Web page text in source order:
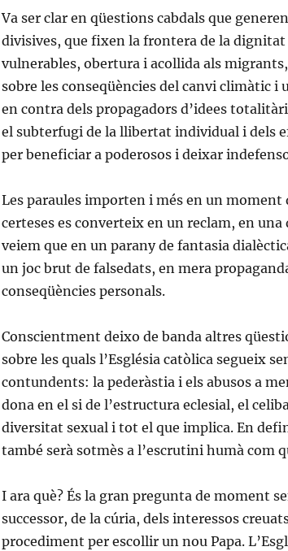
Va ser clar en qüestions cabdals que
divisives, que fixen la frontera de la dignitat
vulnerables, obertura i acollida als
sobre les conseqüències del canvi climàtic
en contra dels propagadors d’idees
el subterfugi de la llibertat individual i dels
per beneficiar a poderosos i deixar
Les paraules importen i més en un moment
certeses es converteix en un reclam, en
veiem que en un parany de fantasia
un joc brut de falsedats, en mera
conseqüències personals.
Conscientment deixo de banda altres
sobre les quals l’Església catòlica segueix
contundents: la pederàstia i els abusos a
dona en el si de l’estructura eclesial, el
diversitat sexual i tot el que implica. En
també serà sotmès a l’escrutini humà com
I ara què? És la gran pregunta de moment
successor, de la cúria, dels interessos
procediment per escollir un nou Papa.